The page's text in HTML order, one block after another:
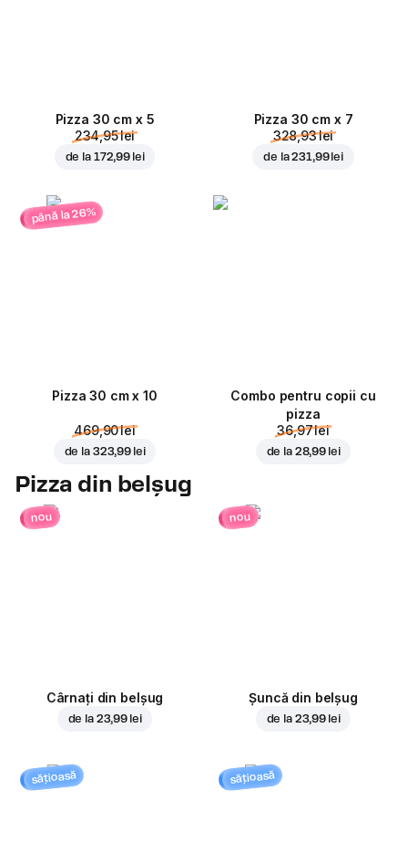
Pizza 30 cm x 5
234,95 lei
de la 172,99 lei
Pizza 30 cm x 7
328,93 lei
de la231,99 lei
până la 26%
Pizza 30 cm x 10
469,90 lei
de la 323,99 lei
Combo pentru copii cu
pizza
36,97 lei
de la 28,99 lei
Pizza din belșug
nou
Cârnați din belșug
de la 23,99 lei
nou
Șuncă din belșug
de la 23,99 lei
sățioasă sățioasă